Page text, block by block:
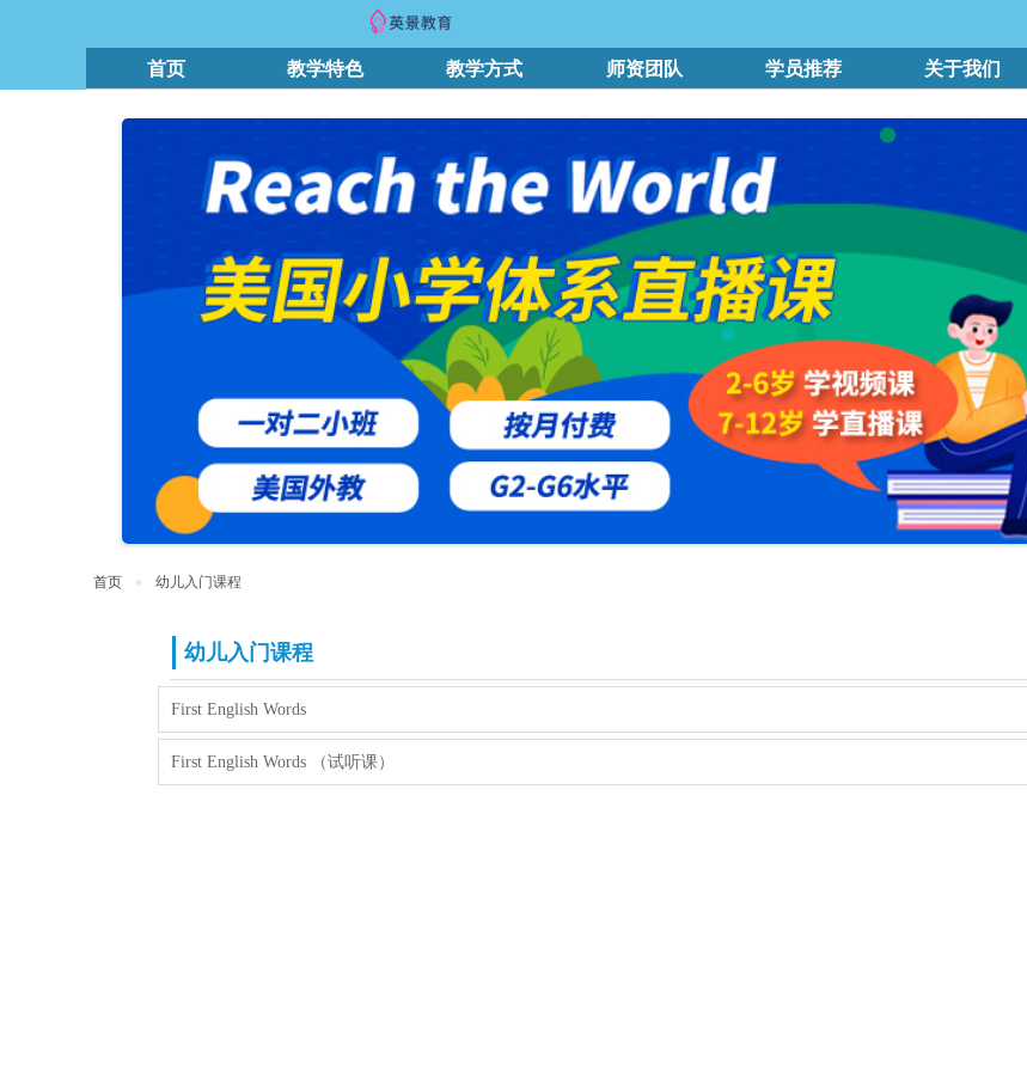
首页 教学特色 教学方式 师资团队 学员推荐 关于我们
首页 幼儿入门课程
幼儿入门课程
First English Words
First English Words （试听课）